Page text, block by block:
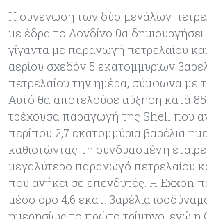
Η συνένωση των δύο μεγάλων
με έδρα το Λονδίνο θα
γίγαντα με παραγωγή πετρελαίου
αερίου σχεδόν 5 εκατομμυρίων
πετρελαίου την ημέρα, σύμφωνα με
Αυτό θα αποτελούσε αύξηση κατά
τρέχουσα παραγωγή της Shell που
περίπου 2,7 εκατομμύρια βαρέλια
καθιστώντας τη συνδυασμένη
μεγαλύτερο παραγωγό πετρελαίου
που ανήκει σε επενδυτές. Η Exxon
μέσο όρο 4,6 εκατ. βαρέλια